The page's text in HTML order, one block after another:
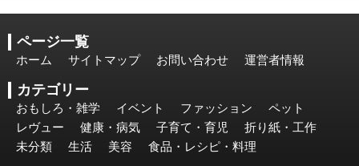
ページ一覧
ホーム サイトマップ お問い合わせ 運営者情報
カテゴリー
おもしろ・雑学 イベント ファッション
ペット
レヴュー
健康・病気 子育て・育児
折り紙・工作
未分類
生活 美容 食品・レシピ・料理